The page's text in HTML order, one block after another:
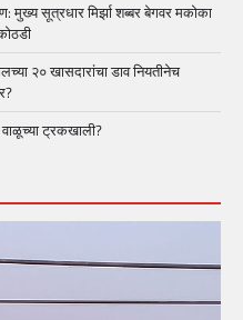
सूत्रधार मिर्झा शब्बर बेगवर मकोका
२० खासदारांचा डाव नियतीनेच
ट्रकखाली?